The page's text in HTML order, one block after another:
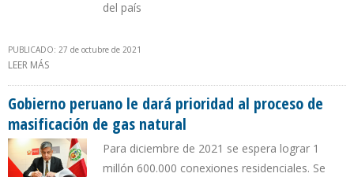
del país
PUBLICADO: 27 de octubre de 2021
LEER MÁS
Gobierno peruano le dará prioridad al proceso de
masificación de gas natural
Para diciembre de 2021 se espera lograr 1
millón 600.000 conexiones residenciales. Se